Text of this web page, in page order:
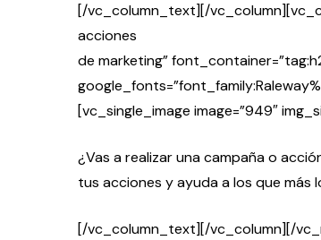
[/vc_column_text][/
acciones
de marketing”
[vc_single_image image=”949″
¿Vas a realizar una campaña o
tus acciones y ayuda a los que más
[/vc_column_text][/vc_column][/